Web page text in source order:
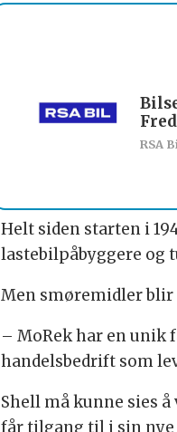
RSA
Helt siden starten i
lastebilpåbyggere og
Men smøremidler
– MoRek har en unik
handelsbedrift som
Shell må kunne sies
får tilgang til i sin